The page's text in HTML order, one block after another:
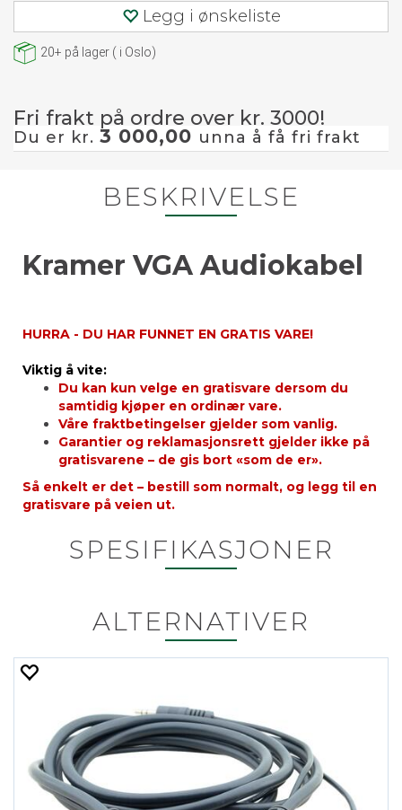
Legg i ønskeliste
20+ på lager ( i Oslo)
Fri frakt på ordre over kr. 3000!
Du er kr. 3 000,00 unna å få fri frakt
BESKRIVELSE
Kramer VGA Audiokabel
HURRA - DU HAR FUNNET EN GRATIS VARE!
Viktig å vite:
Du kan kun velge en gratisvare dersom du
samtidig kjøper en ordinær vare.
Våre fraktbetingelser gjelder som vanlig.
Garantier og reklamasjonsrett gjelder ikke på
gratisvarene – de gis bort «som de er».
Så enkelt er det – bestill som normalt, og legg til en
gratisvare på veien ut.
SPESIFIKASJONER
ALTERNATIVER